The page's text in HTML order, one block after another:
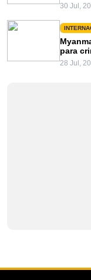
30 Jul,
para
28 Jul,